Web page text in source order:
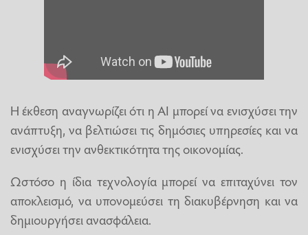
Η έκθεση αναγνωρίζει ότι η ΑΙ μπορεί να ενισχύσει την
ανάπτυξη, να βελτιώσει τις δημόσιες υπηρεσίες και να
ενισχύσει την ανθεκτικότητα της οικονομίας.
Ωστόσο η ίδια τεχνολογία μπορεί να επιταχύνει τον
αποκλεισμό, να υπονομεύσει τη διακυβέρνηση και να
δημιουργήσει ανασφάλεια.